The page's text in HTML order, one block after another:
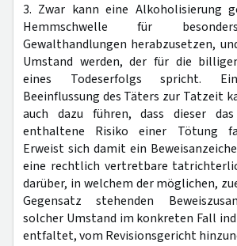
3. Zwar kann eine Alkoholisierung
Hemmschwelle für
Gewalthandlungen herabzusetzen,
Umstand werden, der für die
eines Todeserfolgs spricht.
Beeinflussung des Täters zur Tatzeit
auch dazu führen, dass dieser
enthaltene Risiko einer Tötung
Erweist sich damit ein
eine rechtlich vertretbare
darüber, in welchem der möglichen,
Gegensatz stehenden
solcher Umstand im konkreten Fall
entfaltet, vom Revisionsgericht